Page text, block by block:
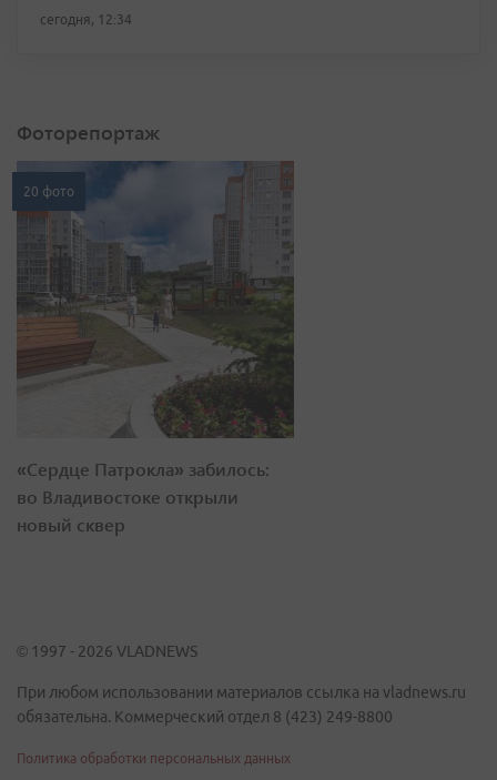
сегодня, 12:34
Фоторепортаж
20 фото
«Сердце Патрокла» забилось:
во Владивостоке открыли
новый сквер
© 1997 - 2026 VLADNEWS
При любом использовании материалов ссылка на vladnews.ru
обязательна. Коммерческий отдел 8 (423) 249-8800
Политика обработки персональных данных